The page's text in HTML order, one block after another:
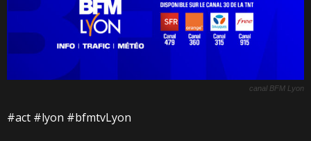
canal BFM Lyon
#act #lyon #bfmtvLyon